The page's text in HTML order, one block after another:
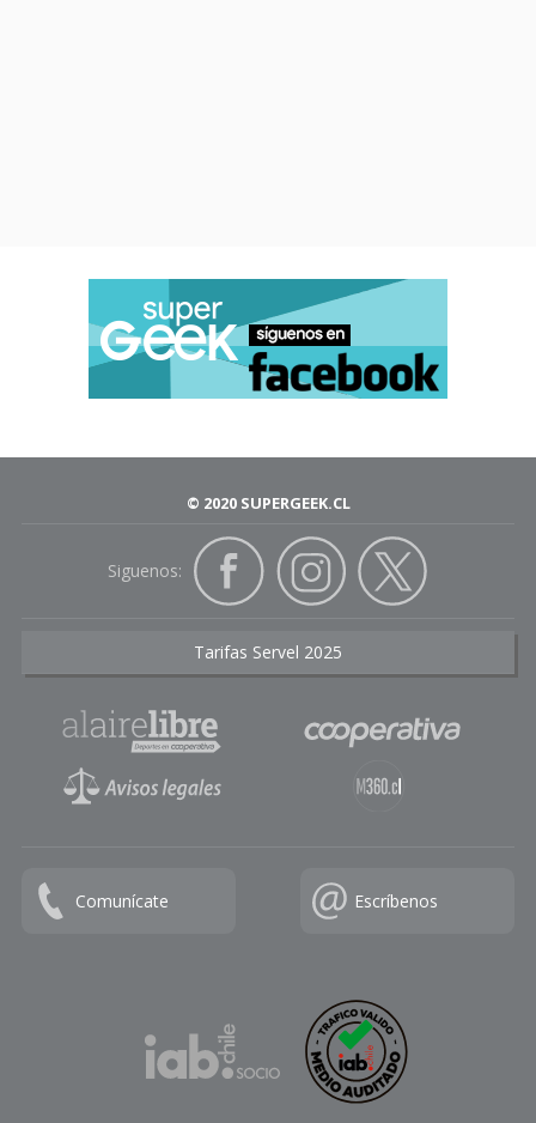
© 2020 SUPERGEEK.CL
Siguenos:
Tarifas Servel 2025
Comunícate Escríbenos